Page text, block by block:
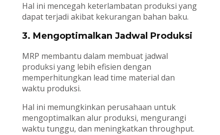
Hal ini mencegah keterlambatan produksi yang
dapat terjadi akibat kekurangan bahan baku.
3. Mengoptimalkan Jadwal Produksi
MRP membantu dalam membuat jadwal
produksi yang lebih efisien dengan
memperhitungkan lead time material dan
waktu produksi.
Hal ini memungkinkan perusahaan untuk
mengoptimalkan alur produksi, mengurangi
waktu tunggu, dan meningkatkan throughput.